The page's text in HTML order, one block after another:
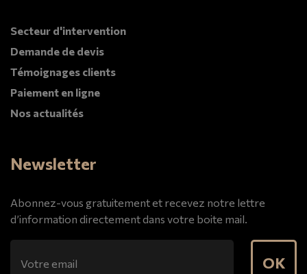
Secteur d'intervention
Demande de devis
Témoignages clients
Paiement en ligne
Nos actualités
Newsletter
Abonnez-vous gratuitement et recevez notre lettre
d’information directement dans votre boite mail.
OK